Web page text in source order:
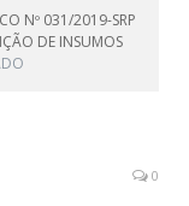
Nº 031/2019-SRP
DE INSUMOS
0